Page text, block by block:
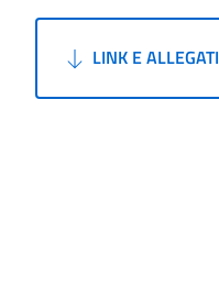
LINK E ALLEGATI